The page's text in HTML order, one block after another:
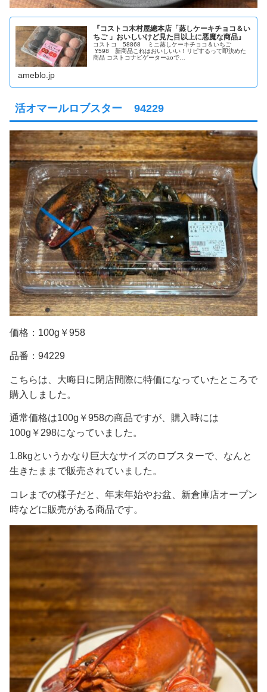
『コストコ木村屋總本店「蒸しケーキチョコ＆い
ちご 」おいしいけど見た目以上に悪魔な商品』
コストコ 58868 ミニ蒸しケーキチョコ＆いちご
¥598 新商品これはおいしいい！リピするって即決めた
商品 コストコナビゲーターaoで…
ameblo.jp
活オマールロブスター 94229
価格：100g￥958
品番：94229
こちらは、大晦日に閉店間際に特価になっていたところで
購入しました。
通常価格は100g￥958の商品ですが、購入時には
100g￥298になっていました。
1.8kgというかなり巨大なサイズのロブスターで、なんと
生きたままで販売されていました。
コレまでの様子だと、年末年始やお盆、新倉庫店オープン
時などに販売がある商品です。